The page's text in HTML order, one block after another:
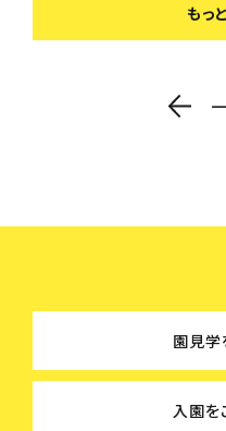
もっ
園見学
入園を